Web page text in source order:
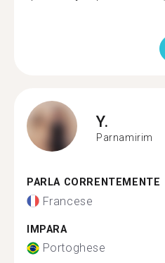
Y.
Parnamirim
PARLA CORRENTEMENTE
Francese
IMPARA
Portoghese